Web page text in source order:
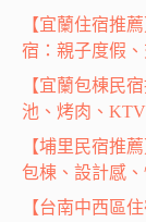
【宜蘭住宿推
宿：親子度假
【宜蘭包棟民
池、烤肉、
【埔里民宿推
包棟、設計感、
【台南中西區